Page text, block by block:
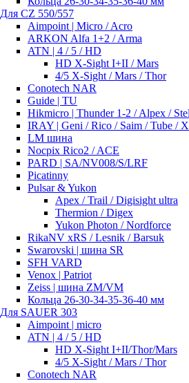
Для CZ 550/557
Aimpoint | Micro / Acro
ARKON Alfa 1+2 / Arma
ATN | 4 / 5 / HD
HD X-Sight I+II / Mars
4/5 X-Sight / Mars / Thor
Conotech NAR
Guide | TU
Hikmicro | Thunder 1-2 / Alpex /
IRAY | Geni / Rico / Saim / Tube /
LM шина
Nocpix Rico2 / ACE
PARD | SA/NV008/S/LRF
Picatinny
Pulsar & Yukon
Apex / Trail / Digisight ultra
Thermion / Digex
Yukon Photon / Nordforce
RikaNV xRS / Lesnik / Barsuk
Swarovski | шина SR
SFH VARD
Venox | Patriot
Zeiss | шина ZM/VM
Кольца 26-30-34-35-36-40 мм
Для SAUER 303
Aimpoint | micro
ATN | 4 / 5 / HD
HD X-Sight I+II/Thor/Mars
4/5 X-Sight / Mars / Thor
Conotech NAR